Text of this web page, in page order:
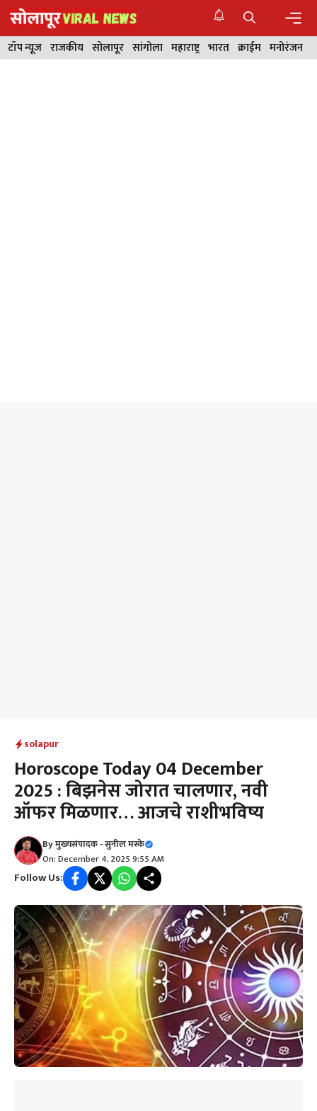
Skip
to
content
टॉप न्यूज राजकीय सोलापूर सांगोला महाराष्ट्र भारत क्राईम मनोरंजन
solapur
Horoscope Today 04 December
2025 : बिझनेस जोरात चालणार, नवी
ऑफर मिळणार… आजचे राशीभविष्य
Byमुख्यसंपादक - सुनील मस्के
On: December 4, 2025 9:55 AM
Follow Us: